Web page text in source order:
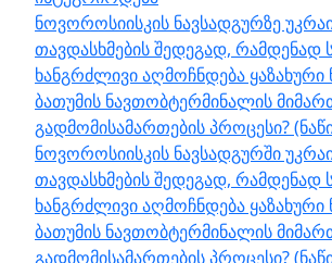
ნოვოროსიისკის ნავსადგურზე
თავდასხმების შედეგად,
ხანგრძლივი აღმოჩნდება
ბათუმის ნავთობტერმინალის
გადმომისამართების პროცესი?
ნოვოროსიისკის ნავსადგურში
თავდასხმების შედეგად,
ხანგრძლივი აღმოჩნდება
ბათუმის ნავთობტერმინალის
გადმომისამართების პროცესი?